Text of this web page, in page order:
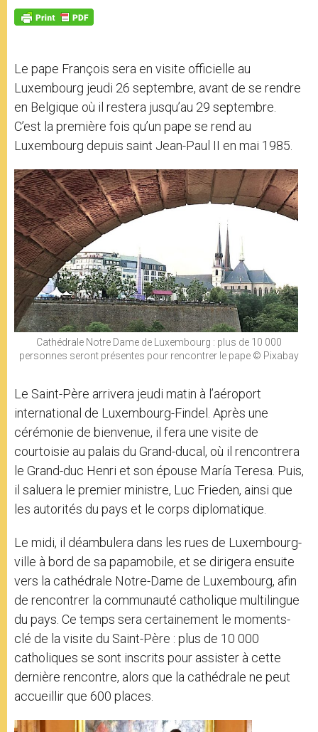
p
p
g
e
o
k
Le pape François sera en visite officielle au
Luxembourg jeudi 26 septembre, avant de se rendre
en Belgique où il restera jusqu’au 29 septembre.
C’est la première fois qu’un pape se rend au
Luxembourg depuis saint Jean-Paul II en mai 1985.
Cathédrale Notre Dame de Luxembourg : plus de 10 000
personnes seront présentes pour rencontrer le pape © Pixabay
Le Saint-Père arrivera jeudi matin à l’aéroport
international de Luxembourg-Findel. Après une
cérémonie de bienvenue, il fera une visite de
courtoisie au palais du Grand-ducal, où il rencontrera
le Grand-duc Henri et son épouse María Teresa. Puis,
il saluera le premier ministre, Luc Frieden, ainsi que
les autorités du pays et le corps diplomatique.
Le midi, il déambulera dans les rues de Luxembourg-
ville à bord de sa papamobile, et se dirigera ensuite
vers la cathédrale Notre-Dame de Luxembourg, afin
de rencontrer la communauté catholique multilingue
du pays. Ce temps sera certainement le moments-
clé de la visite du Saint-Père : plus de 10 000
catholiques se sont inscrits pour assister à cette
dernière rencontre, alors que la cathédrale ne peut
accueillir que 600 places.